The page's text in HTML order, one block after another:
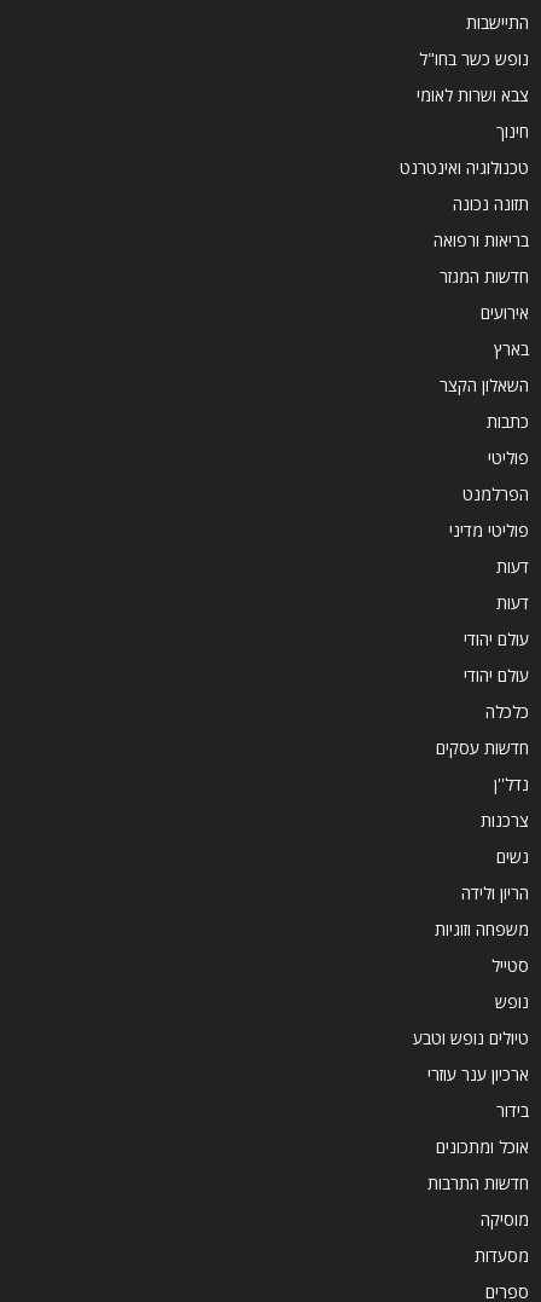
התיישבות
נופש כשר בחו"ל
צבא ושרות לאומי
חינוך
טכנולוגיה ואינטרנט
תזונה נכונה
בריאות ורפואה
חדשות המגזר
אירועים
בארץ
השאלון הקצר
כתבות
פוליטי
הפרלמנט
פוליטי מדיני
דעות
דעות
עולם יהודי
עולם יהודי
כלכלה
חדשות עסקים
נדל''ן
צרכנות
נשים
הריון ולידה
משפחה וזוגיות
סטייל
נופש
טיולים נופש וטבע
ארכיון ענר עוזרי
בידור
אוכל ומתכונים
חדשות התרבות
מוסיקה
מסעדות
ספרים